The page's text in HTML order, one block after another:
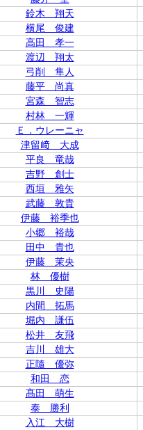
鈴木 翔天
横尾 俊建
高田 孝一
渡辺 翔太
弓削 隼人
藤平 尚真
宮森 智志
村林 一輝
Ｅ．ウレーニャ
津留﨑 大成
平良 竜哉
吉野 創士
西垣 雅矢
武藤 敦貴
伊藤 裕季也
小郷 裕哉
田中 貴也
伊藤 茉央
林 優樹
黒川 史陽
内間 拓馬
堀内 謙伍
松井 友飛
吉川 雄大
正隨 優弥
和田 恋
髙田 萌生
泰 勝利
入江 大樹